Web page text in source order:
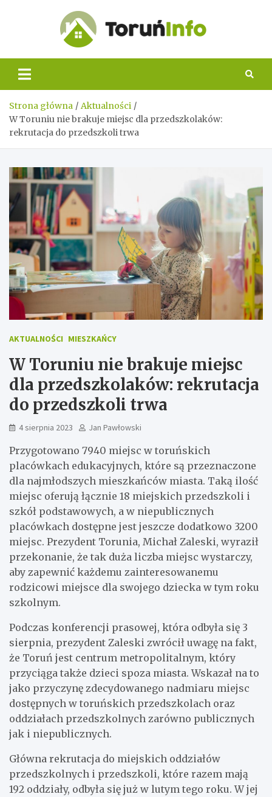
Info
Strona główna
Aktualności
W Toruniu nie brakuje miejsc dla przedszkolaków:
rekrutacja do przedszkoli trwa
AKTUALNOŚCI MIESZKAŃCY
W Toruniu nie brakuje miejsc
dla przedszkolaków: rekrutacja
do przedszkoli trwa
4 sierpnia 2023 Jan Pawłowski
Przygotowano 7940 miejsc w toruńskich
placówkach edukacyjnych, które są przeznaczone
dla najmłodszych mieszkańców miasta. Taką ilość
miejsc oferują łącznie 18 miejskich przedszkoli i
szkół podstawowych, a w niepublicznych
placówkach dostępne jest jeszcze dodatkowo 3200
miejsc. Prezydent Torunia, Michał Zaleski, wyraził
przekonanie, że tak duża liczba miejsc wystarczy,
aby zapewnić każdemu zainteresowanemu
rodzicowi miejsce dla swojego dziecka w tym roku
szkolnym.
Podczas konferencji prasowej, która odbyła się 3
sierpnia, prezydent Zaleski zwrócił uwagę na fakt,
że Toruń jest centrum metropolitalnym, który
przyciąga także dzieci spoza miasta. Wskazał na to
jako przyczynę zdecydowanego nadmiaru miejsc
dostępnych w toruńskich przedszkolach oraz
oddziałach przedszkolnych zarówno publicznych
jak i niepublicznych.
Główna rekrutacja do miejskich oddziałów
przedszkolnych i przedszkoli, które razem mają
192 oddziały, odbyła się już w lutym tego roku. W jej